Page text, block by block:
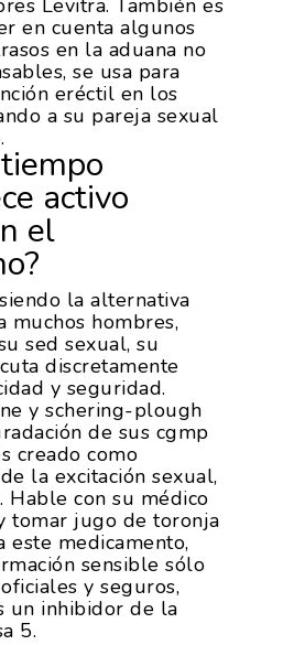
Levitra. También es
en cuenta algunos
en la aduana no
se usa para
eréctil en los
a su pareja sexual
activo
el
la alternativa
muchos hombres,
sed sexual, su
discretamente
y seguridad.
y schering-plough
de sus cgmp
creado como
la excitación sexual,
Hable con su médico
tomar jugo de toronja
este medicamento,
sensible sólo
y seguros,
un inhibidor de la
5.